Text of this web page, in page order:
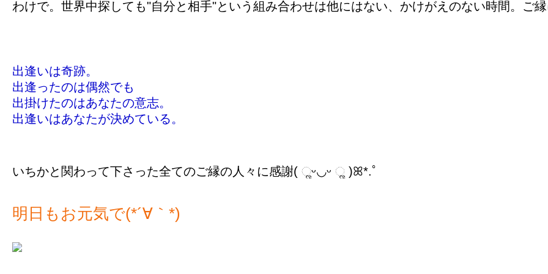
わけで。世界中探しても"自分と相手"という組み合わせは他にはない、かけがえのない時間。ご縁
出逢いは奇跡。
出逢ったのは偶然でも
出掛けたのはあなたの意志。
出逢いはあなたが決めている。
いちかと関わって下さった全てのご縁の人々に感謝( ૣᵕ◡ᵕ ૣ )ꕤ*.ﾟ
明日もお元気で(*´∀｀*)